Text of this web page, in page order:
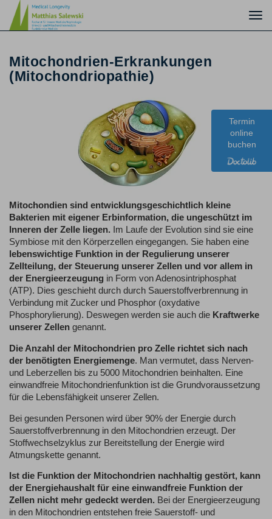
Mitochondrien-Erkrankungen
(Mitochondriopathie)
Mitochondien sind entwicklungsgeschichtlich kleine
Bakterien mit eigener Erbinformation, die ungeschützt im
Inneren der Zelle liegen. Im Laufe der Evolution sind sie eine
Symbiose mit den Körperzellen eingegangen. Sie haben eine
lebenswichtige Funktion in der Regulierung unserer
Zellteilung, der Steuerung unserer Zellen und vor allem in
der Energieerzeugung in Form von Adenosintriphosphat
(ATP). Dies geschieht durch durch Sauerstoffverbrennung in
Verbindung mit Zucker und Phosphor (oxydative
Phosphorylierung). Deswegen werden sie auch die Kraftwerke
unserer Zellen genannt.
Die Anzahl der Mitochondrien pro Zelle richtet sich nach
der benötigten Energiemenge. Man vermutet, dass Nerven-
und Leberzellen bis zu 5000 Mitochondrien beinhalten. Eine
einwandfreie Mitochondrienfunktion ist die Grundvoraussetzung
für die Lebensfähigkeit unserer Zellen.
Bei gesunden Personen wird über 90% der Energie durch
Sauerstoffverbrennung in den Mitochondrien erzeugt. Der
Stoffwechselzyklus zur Bereitstellung der Energie wird
Atmungskette genannt.
Ist die Funktion der Mitochondrien nachhaltig gestört, kann
der Energiehaushalt für eine einwandfreie Funktion der
Zellen nicht mehr gedeckt werden. Bei der Energieerzeugung
in den Mitochondrien entstehen freie Sauerstoff- und
Termin
online
buchen